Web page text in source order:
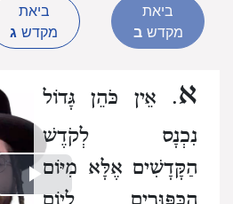
ביאת
מקדש ג
ביאת
מקדשב
Play
א. אֵין כֹּהֵן גָּדוֹל
נִכְנָס לְקֹדֶשׁ
הַקָּדָשִׁים אֶלָּא מִיּוֹם